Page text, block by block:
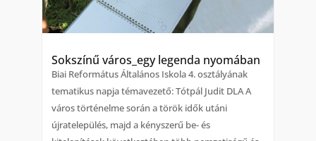
Sokszínű város_egy legenda nyomában
Biai Református Általános Iskola 4. osztályának
tematikus napja témavezető: Tótpál Judit DLA A
város történelme során a török idők utáni
újratelepülés, majd a kényszerű be- és